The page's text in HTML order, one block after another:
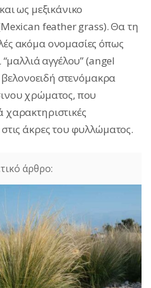
ως μεξικάνικο
feather grass). Θα τη
ακόμα ονομασίες όπως
“μαλλιά αγγέλου” (angel
στενόμακρα
χρώματος, που
άκρες του φυλλώματος.